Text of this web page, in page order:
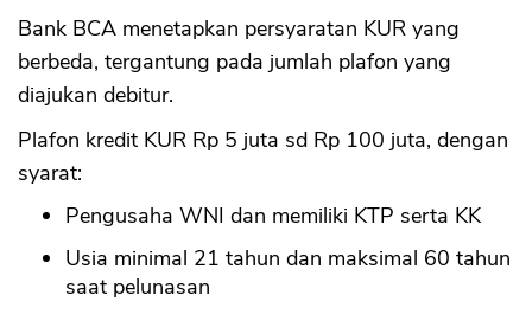
Bank BCA menetapkan persyaratan KUR yang
berbeda, tergantung pada jumlah plafon yang
diajukan debitur.
Plafon kredit KUR Rp 5 juta sd Rp 100 juta, dengan
syarat:
Pengusaha WNI dan memiliki KTP serta KK
Usia minimal 21 tahun dan maksimal 60 tahun
saat pelunasan